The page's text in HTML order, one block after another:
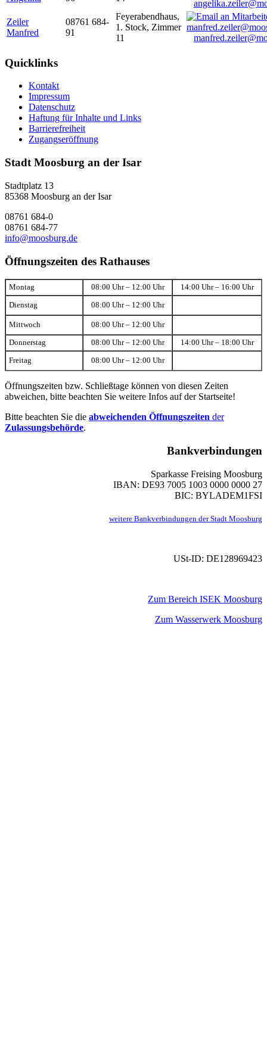
Zeiler
Manfred
08761 684-
91
Feyerabendhaus,
1. Stock, Zimmer
11
Quicklinks
Kontakt
Impressum
Datenschutz
Haftung für Inhalte und Links
Barrierefreiheit
Zugangseröffnung
Stadt Moosburg an der Isar
Stadtplatz 13
85368 Moosburg an der Isar
08761 684-0
08761 684-77
info@moosburg.de
Öffnungszeiten des Rathauses
Montag 08:00 Uhr – 12:00 Uhr 14:00 Uhr – 16:00 Uhr
Dienstag 08:00 Uhr – 12:00 Uhr
Mittwoch 08:00 Uhr – 12:00 Uhr
Donnerstag 08:00 Uhr – 12:00 Uhr 14:00 Uhr – 18:00 Uhr
Freitag 08:00 Uhr – 12:00 Uhr
Öffnungszeiten bzw. Schließtage können von diesen Zeiten
abweichen, bitte beachten Sie weitere Infos auf der Startseite!
Bitte beachten Sie die abweichenden Öffnungszeiten der
Zulassungsbehörde.
Bankverbindungen
Sparkasse Freising Moosburg
IBAN: DE93 7005 1003 0000 0000 27
BIC: BYLADEM1FSI
weitere Bankverbindungen der Stadt Moosburg
USt-ID: DE128969423
Zum Bereich ISEK Moosburg
Zum Wasserwerk Moosburg